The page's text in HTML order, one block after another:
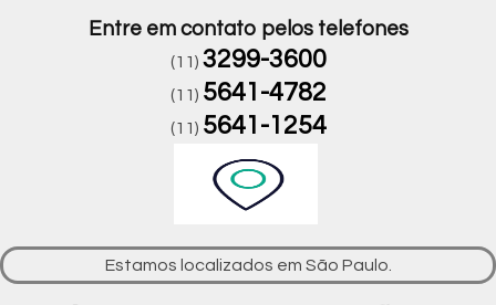
Entre em contato pelos telefones
(11) 3299-3600
(11) 5641-4782
(11) 5641-1254
Estamos localizados em São Paulo.